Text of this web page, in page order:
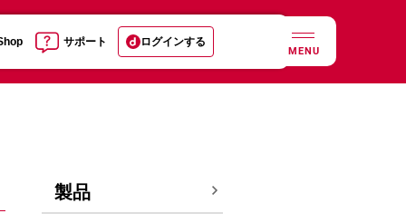
サポート ログインする
MENU
製品